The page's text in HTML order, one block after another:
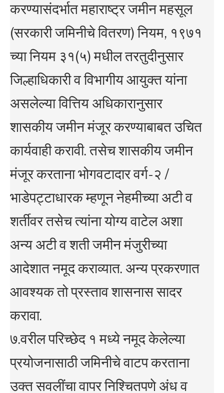
करण्यासंदर्भात महाराष्ट्र जमीन महसूल
(सरकारी जमिनीचे वितरण) नियम, १९७१
च्या नियम ३१(५) मधील तरतुदीनुसार
जिल्हाधिकारी व विभागीय आयुक्त यांना
असलेल्या वित्तिय अधिकारानुसार
शासकीय जमीन मंजूर करण्याबाबत उचित
कार्यवाही करावी. तसेच शासकीय जमीन
मंजूर करताना भोगवटादार वर्ग-२ /
भाडेपट्टाधारक म्हणून नेहमीच्या अटी व
शर्तीवर तसेच त्यांना योग्य वाटेल अशा
अन्य अटी व शती जमीन मंजुरीच्या
आदेशात नमूद कराव्यात. अन्य प्रकरणात
आवश्यक तो प्रस्ताव शासनास सादर
करावा.
७.वरील परिच्छेद १ मध्ये नमूद केलेल्या
प्रयोजनासाठी जमिनीचे वाटप करताना
उक्त सवलींचा वापर निश्चितपणे अंध व